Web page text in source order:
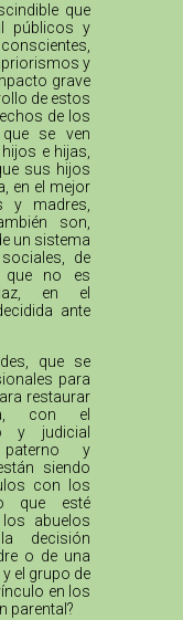
que
públicos y
y
grave
de estos
de los
se ven
e hijas,
sus hijos
en el mejor
y madres,
son,
un sistema
de
que no es
en el
ante
que se
para
restaurar
con el
y judicial
y
siendo
con los
que esté
abuelos
decisión
o de una
el grupo de
en los
parental?